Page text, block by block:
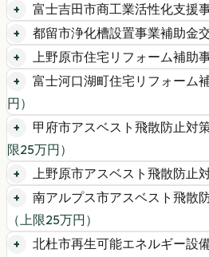
富士吉田市商工業活性化支援
都留市浄化槽設置事業補助金
上野原市住宅リフォーム補助
富士河口湖町住宅リフォーム
円）
甲府市アスベスト飛散防止対
限25万円）
上野原市アスベスト飛散防止
南アルプス市アスベスト飛散
（上限25万円）
北杜市再生可能エネルギー設